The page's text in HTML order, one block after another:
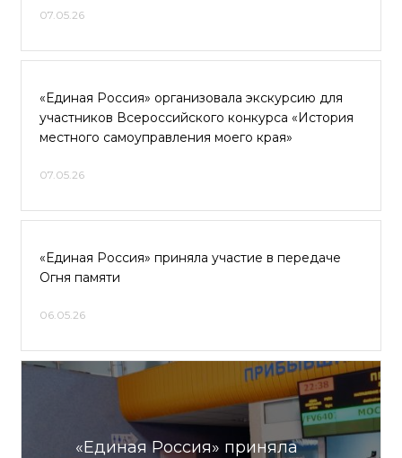
07.05.26
«Единая Россия» организовала экскурсию для
участников Всероссийского конкурса «История
местного самоуправления моего края»
07.05.26
«Единая Россия» приняла участие в передаче
Огня памяти
06.05.26
«Единая Россия» приняла